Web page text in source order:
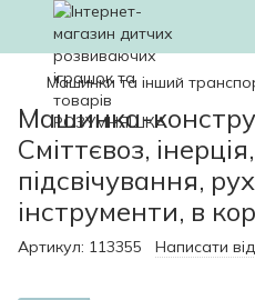
Машинки та інший
Машинка-
Сміттєвоз,
підсвічування,
інструменти, в
Артикул: 113355 Написати